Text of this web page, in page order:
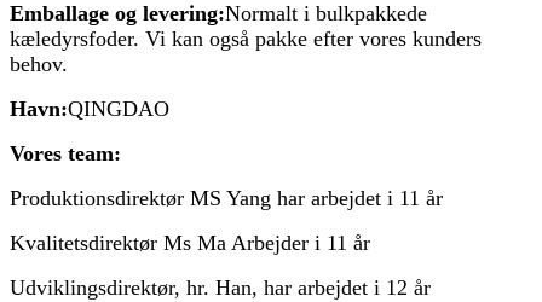
Emballage og levering:Normalt i bulkpakkede
kæledyrsfoder. Vi kan også pakke efter vores kunders
behov.
Havn:QINGDAO
Vores team:
Produktionsdirektør MS Yang har arbejdet i 11 år
Kvalitetsdirektør Ms Ma Arbejder i 11 år
Udviklingsdirektør, hr. Han, har arbejdet i 12 år